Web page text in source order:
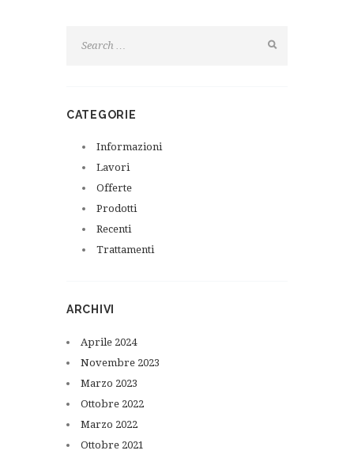
CATEGORIE
Informazioni
Lavori
Offerte
Prodotti
Recenti
Trattamenti
ARCHIVI
Aprile 2024
Novembre 2023
Marzo 2023
Ottobre 2022
Marzo 2022
Ottobre 2021